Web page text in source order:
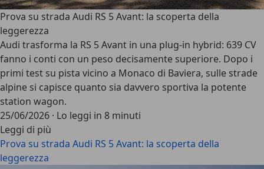
Prova su strada Audi RS 5 Avant: la scoperta della
leggerezza
Audi trasforma la RS 5 Avant in una plug-in hybrid: 639 CV
fanno i conti con un peso decisamente superiore. Dopo i
primi test su pista vicino a Monaco di Baviera, sulle strade
alpine si capisce quanto sia davvero sportiva la potente
station wagon.
25/06/2026 · Lo leggi in 8 minuti
Leggi di più
Prova su strada Audi RS 5 Avant: la scoperta della
leggerezza